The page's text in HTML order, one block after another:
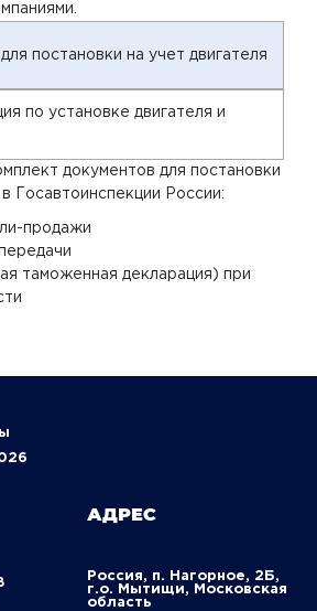
постановки на учет двигателя
по установке двигателя и
документов для постановки
Госавтоинспекции России:
продажи
таможенная декларация) при
АДРЕС
Россия, п. Нагорное, 2Б,
г.о. Мытищи, Московская
область